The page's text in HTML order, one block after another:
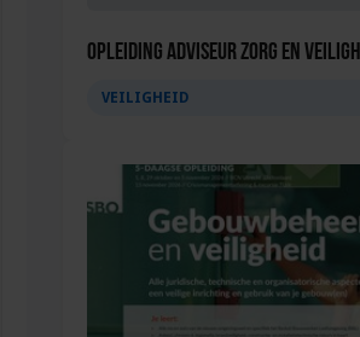
Opleiding Adviseur zorg en
VEILIGHEID